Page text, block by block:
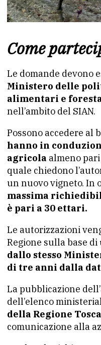
Come
Le domande devono
Ministero delle
alimentari e
nell’ambito del SIAN.
Possono accedere al
hanno in
agricola almeno
quale chiedono
un nuovo vigneto. In
massima
è pari a 30 ettari.
Le autorizzazioni
Regione sulla base di
dallo stesso
di tre anni dalla
La pubblicazione
dell’elenco
della Regione
comunicazione alla